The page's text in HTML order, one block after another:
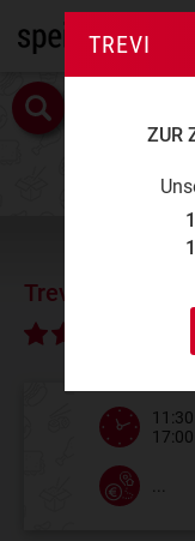
Trevi
TREVI
ZUR